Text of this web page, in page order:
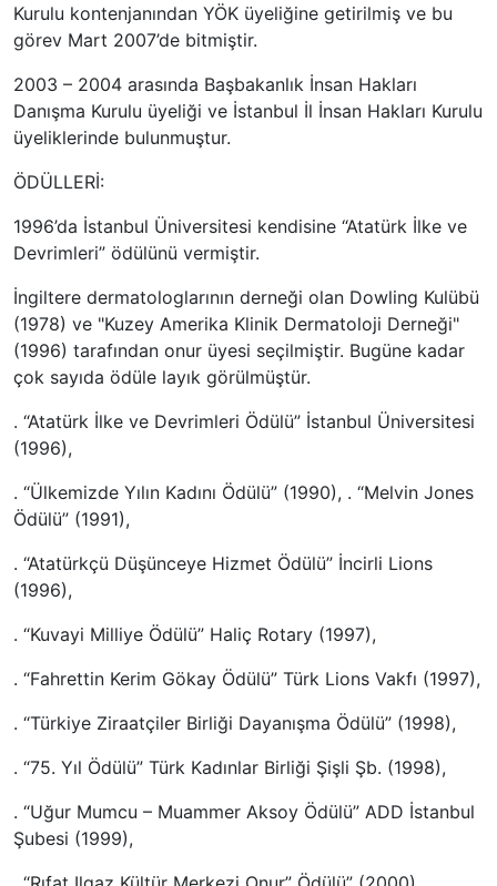
Kurulu kontenjanından YÖK üyeliğine getirilmiş ve bu
görev Mart 2007’de bitmiştir.
2003 – 2004 arasında Başbakanlık İnsan Hakları
Danışma Kurulu üyeliği ve İstanbul İl İnsan Hakları Kurulu
üyeliklerinde bulunmuştur.
ÖDÜLLERİ:
1996’da İstanbul Üniversitesi kendisine “Atatürk İlke ve
Devrimleri” ödülünü vermiştir.
İngiltere dermatologlarının derneği olan Dowling Kulübü
(1978) ve "Kuzey Amerika Klinik Dermatoloji Derneği"
(1996) tarafından onur üyesi seçilmiştir. Bugüne kadar
çok sayıda ödüle layık görülmüştür.
. “Atatürk İlke ve Devrimleri Ödülü” İstanbul Üniversitesi
(1996),
. “Ülkemizde Yılın Kadını Ödülü” (1990), . “Melvin Jones
Ödülü” (1991),
. “Atatürkçü Düşünceye Hizmet Ödülü” İncirli Lions
(1996),
. “Kuvayi Milliye Ödülü” Haliç Rotary (1997),
. “Fahrettin Kerim Gökay Ödülü” Türk Lions Vakfı (1997),
. “Türkiye Ziraatçiler Birliği Dayanışma Ödülü” (1998),
. “75. Yıl Ödülü” Türk Kadınlar Birliği Şişli Şb. (1998),
. “Uğur Mumcu – Muammer Aksoy Ödülü” ADD İstanbul
Şubesi (1999),